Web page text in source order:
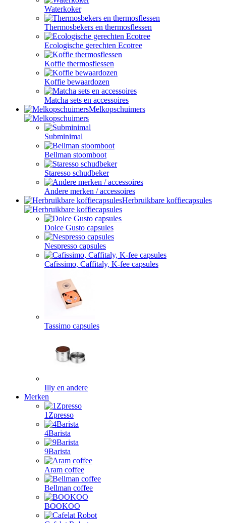
Waterkoker
Thermosbekers en thermosflessen
Ecologische gerechten Ecotree
Koffie thermosflessen
Koffie bewaardozen
Matcha sets en accessoires
Melkopschuimers
Subminimal
Bellman stoomboot
Staresso schudbeker
Andere merken / accessoires
Herbruikbare koffiecapsules
Dolce Gusto capsules
Nespresso capsules
Cafissimo, Caffitaly, K-fee capsules
Tassimo capsules
Illy en andere
Merken
1Zpresso
4Barista
9Barista
Aram coffee
Bellman coffee
BOOKOO